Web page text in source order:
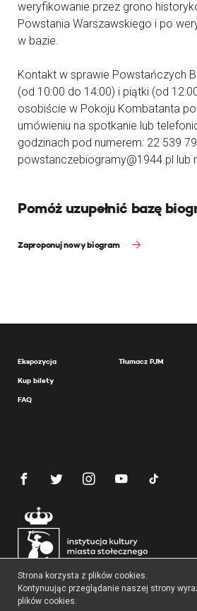
weryfikowanie przez grono
Powstania Warszawskiego i po
w bazie.
Kontakt w sprawie Powstańczych
(od 10:00 do 14:00) i piątki (od
osobiście w Pokoju Kombatanta
umówieniu na spotkanie lub
godzinach pod numerem: 22 539
powstanczebiogramy@1944.pl lub
Pomóż uzupełnić bazę
Zaproponuj nowy biogram
Ekspozycja
Kup bilety
FAQ
Tłumacz PJM
Strona korzysta z plików cookies.
Kontynuując przeglądanie naszej strony
plików cookies.